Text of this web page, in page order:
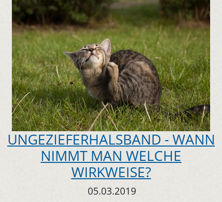
UNGEZIEFERHALSBAND - WANN
NIMMT MAN WELCHE
WIRKWEISE?
05.03.2019